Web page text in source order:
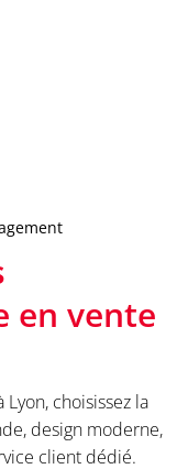
en vente
choisissez la
design moderne,
client dédié.